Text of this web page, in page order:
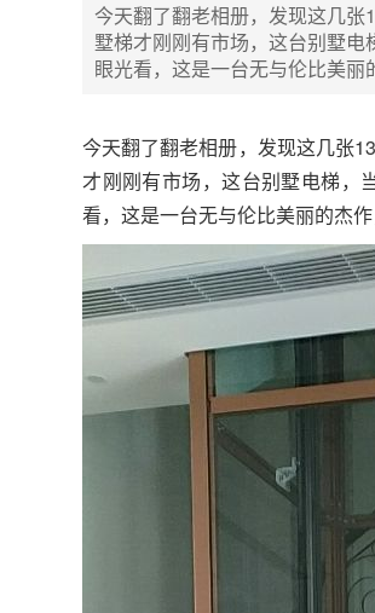
今天翻了翻老相册，发现这几
墅梯才刚刚有市场，这台别墅
眼光看，这是一台无与伦比美丽
今天翻了翻老相册，发现这几张
才刚刚有市场，这台别墅电梯，
看，这是一台无与伦比美丽的杰